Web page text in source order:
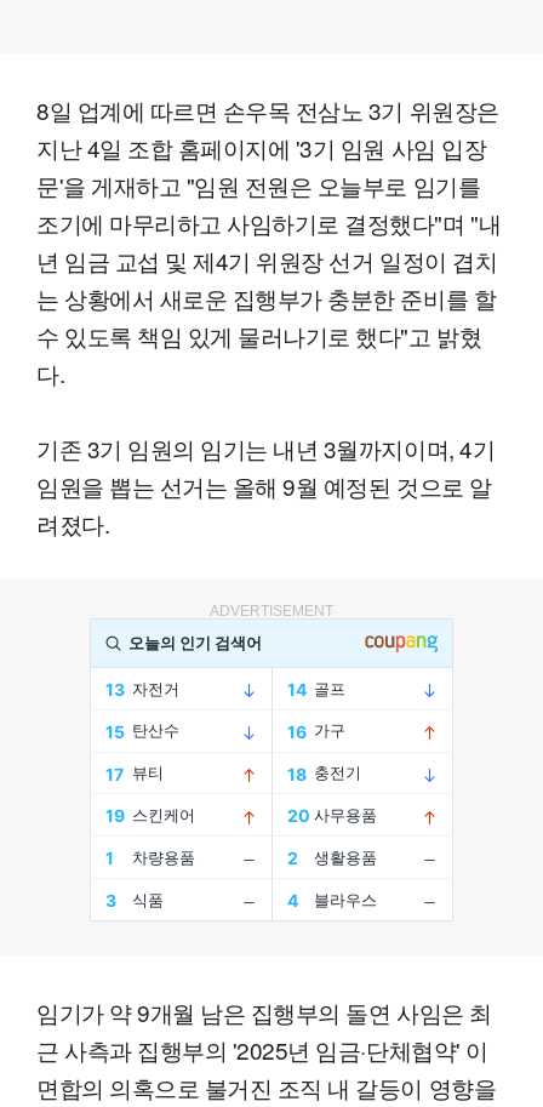
8일 업계에 따르면 손우목 전삼노 3기 위원장은
지난 4일 조합 홈페이지에 '3기 임원 사임 입장
문'을 게재하고 "임원 전원은 오늘부로 임기를
조기에 마무리하고 사임하기로 결정했다"며 "내
년 임금 교섭 및 제4기 위원장 선거 일정이 겹치
는 상황에서 새로운 집행부가 충분한 준비를 할
수 있도록 책임 있게 물러나기로 했다"고 밝혔
다.
기존 3기 임원의 임기는 내년 3월까지이며, 4기
임원을 뽑는 선거는 올해 9월 예정된 것으로 알
려졌다.
ADVERTISEMENT
임기가 약 9개월 남은 집행부의 돌연 사임은 최
근 사측과 집행부의 '2025년 임금·단체협약' 이
면합의 의혹으로 불거진 조직 내 갈등이 영향을